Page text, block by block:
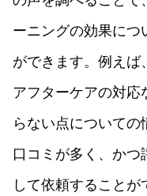
ーニングの効果につ
ができます。例えば
アフターケアの対応
らない点についての
口コミが多く、か
して依頼することが